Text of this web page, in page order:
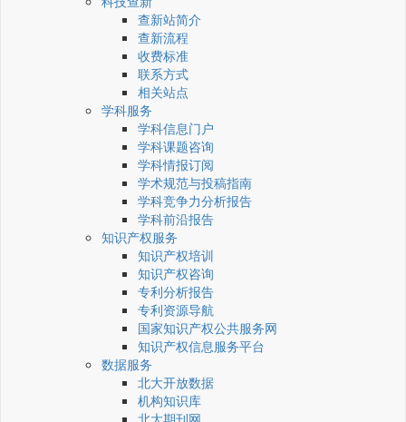
查新站简介
查新流程
收费标准
联系方式
相关站点
学科服务
学科信息门户
学科课题咨询
学科情报订阅
学术规范与投稿指南
学科竞争力分析报告
学科前沿报告
知识产权服务
知识产权培训
知识产权咨询
专利分析报告
专利资源导航
国家知识产权公共服务网
知识产权信息服务平台
数据服务
北大开放数据
机构知识库